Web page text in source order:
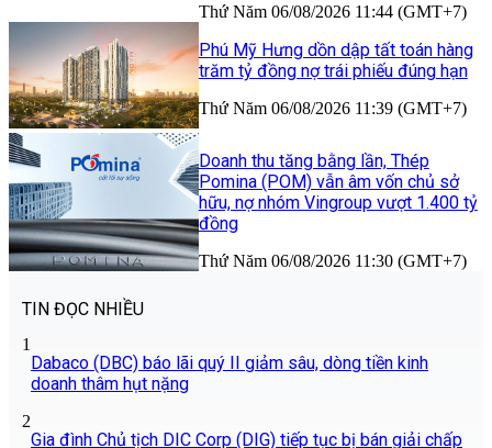
Thứ Năm 06/08/2026 11:44 (GMT+7)
Phú Mỹ Hưng dồn dập tất toán hàng
trăm tỷ đồng nợ trái phiếu đúng hạn
Thứ Năm 06/08/2026 11:39 (GMT+7)
Doanh thu tăng bằng lần, Thép
Pomina (POM) vẫn âm vốn chủ sở
hữu, nợ nhóm Vingroup vượt 1.400 tỷ
đồng
Thứ Năm 06/08/2026 11:30 (GMT+7)
TIN ĐỌC NHIỀU
1
Dabaco (DBC) báo lãi quý II giảm sâu, dòng tiền kinh
doanh thâm hụt nặng
2
Gia đình Chủ tịch DIC Corp (DIG) tiếp tục bị bán giải chấp